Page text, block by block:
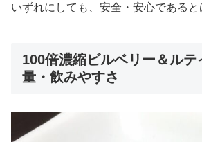
いずれにしても、安全・安心であると
100倍濃縮ビルベリー＆ルテ
量・飲みやすさ